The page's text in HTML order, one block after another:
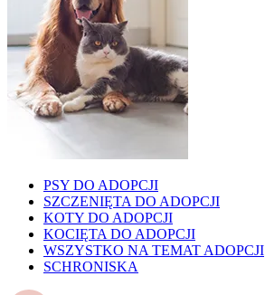
PSY DO ADOPCJI
SZCZENIĘTA DO ADOPCJI
KOTY DO ADOPCJI
KOCIĘTA DO ADOPCJI
WSZYSTKO NA TEMAT ADOPCJI
SCHRONISKA